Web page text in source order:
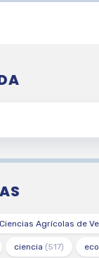
Agrícolas de
ciencia (517)